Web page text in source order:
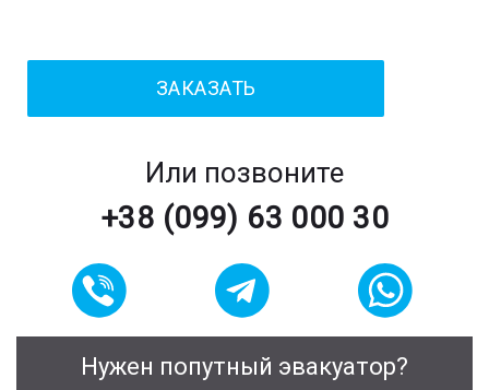
Или позвоните
+38 (099) 63 000 30
Нужен попутный эвакуатор?